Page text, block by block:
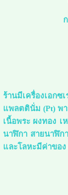
ร้านมีเครื่องเอก
แพลตตินั่ม (Pt) พา
เนื้อพระ ผงทอง
นาฬิกา สายนาฬิก
และโลหะมีค่าของ